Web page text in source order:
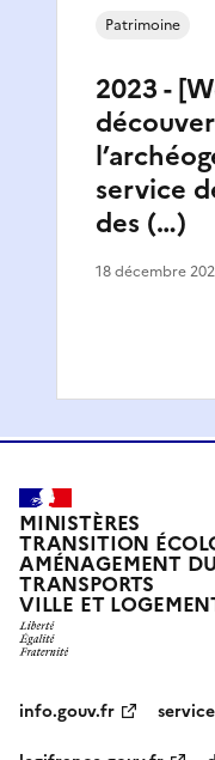
2023 -
service
des (…)
Patrimoine
18 décembre
MINISTÈRES
TRANSITION
AMÉNAGEMENT
TRANSPORTS
VILLE ET
info.gouv.fr